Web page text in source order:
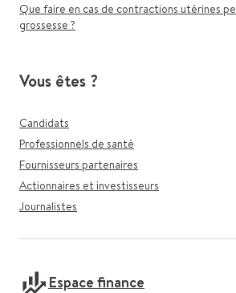
Que faire en cas de contractions utérines
grossesse ?
Vous êtes ?
Candidats
Professionnels de santé
Fournisseurs partenaires
Actionnaires et investisseurs
Journalistes
Espace finance